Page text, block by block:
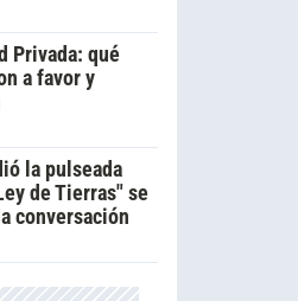
Privada: qué
a favor y
la pulseada
de Tierras" se
conversación